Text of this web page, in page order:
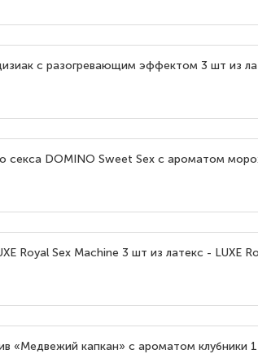
с разогревающим эффектом 3 шт из
секса DOMINO Sweet Sex с ароматом
Royal Sex Machine 3 шт из латекс - LUXE
«Медвежий капкан» с ароматом клубники